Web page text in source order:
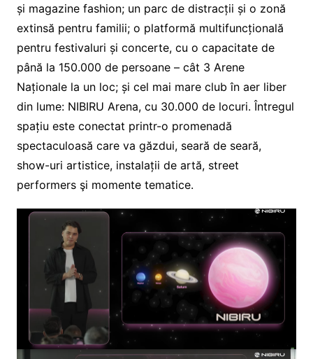
și magazine fashion; un parc de distracții și o zonă
extinsă pentru familii; o platformă multifuncțională
pentru festivaluri și concerte, cu o capacitate de
până la 150.000 de persoane – cât 3 Arene
Naționale la un loc; și cel mai mare club în aer liber
din lume: NIBIRU Arena, cu 30.000 de locuri. Întregul
spațiu este conectat printr-o promenadă
spectaculoasă care va găzdui, seară de seară,
show-uri artistice, instalații de artă, street
performers şi momente tematice.